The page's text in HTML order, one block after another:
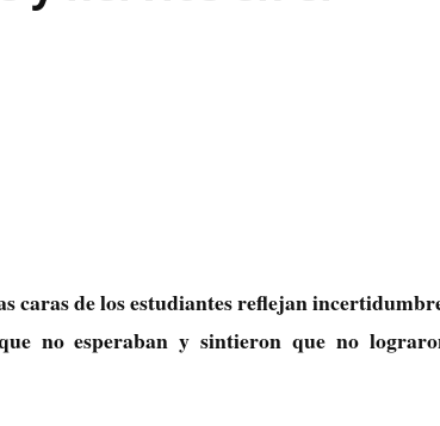
caras de los estudiantes reflejan
no esperaban y sintieron que no